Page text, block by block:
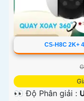
CS-H8C 2K+
👀 Độ Phân giải :